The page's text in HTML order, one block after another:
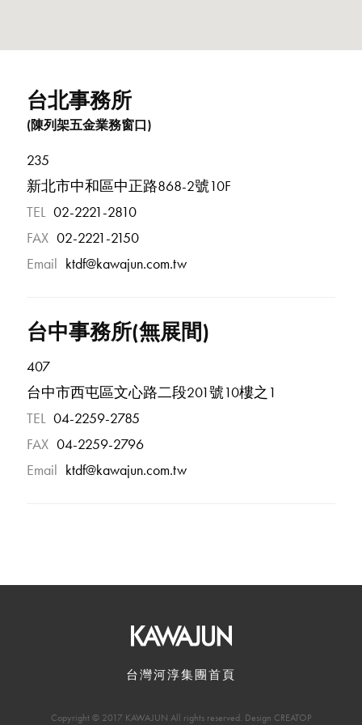
台北事務所
235
新北市中和區中正路868-2號10F
TEL 02-2221-2810
FAX 02-2221-2150
Email ktdf@kawajun.com.tw
台中事務所(無展間)
407
台中市西屯區文心路二段201號10樓之1
TEL 04-2259-2785
FAX 04-2259-2796
Email ktdf@kawajun.com.tw
台灣河淳集團首頁
Copyright © 2017 KAWAJUN All rights reserved. Design CREATOP